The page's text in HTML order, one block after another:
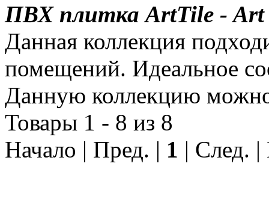
ПВХ плитка ArtTile - Art
Данная коллекция
помещений. Идеальное
Данную коллекцию
Товары 1 - 8 из 8
Начало | Пред. | 1 | След.